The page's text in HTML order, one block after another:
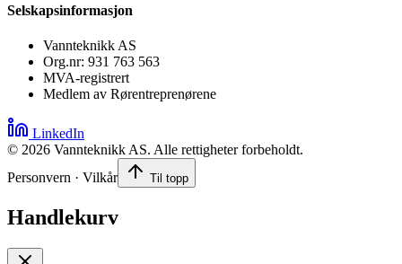
Selskapsinformasjon
Vannteknikk AS
Org.nr: 931 763 563
MVA-registrert
Medlem av Rørentreprenørene
LinkedIn
© 2026 Vannteknikk AS. Alle rettigheter forbeholdt.
Personvern · Vilkår
Til topp
Handlekurv